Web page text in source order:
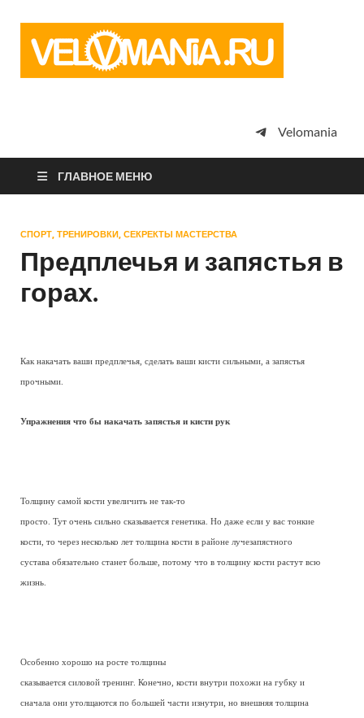
просто
Velomania
ГЛАВНОЕ МЕНЮ
СПОРТ, ТРЕНИРОВКИ, СЕКРЕКТЫ МАСТЕРСТВА
Предплечья и запястья в
горах.
Как накачать ваши предплечья, сделать ваши кисти сильными, а запястья
прочными.
Упражнения что бы накачать запястья и кисти рук
Толщину самой кости увеличить не так-то
просто. Тут очень сильно сказывается генетика. Но даже если у вас тонкие
кости, то через несколько лет толщина кости в районе лучезапястного
сустава обязательно станет больше, потому что в толщину кости растут всю
жизнь.
Особенно хорошо на росте толщины
сказывается силовой тренинг. Конечно, кости внутри похожи на губку и
сначала они утолщаются по большей части изнутри, но внешняя толщина